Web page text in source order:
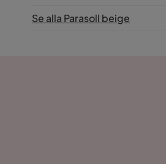
Se alla Parasoll beige